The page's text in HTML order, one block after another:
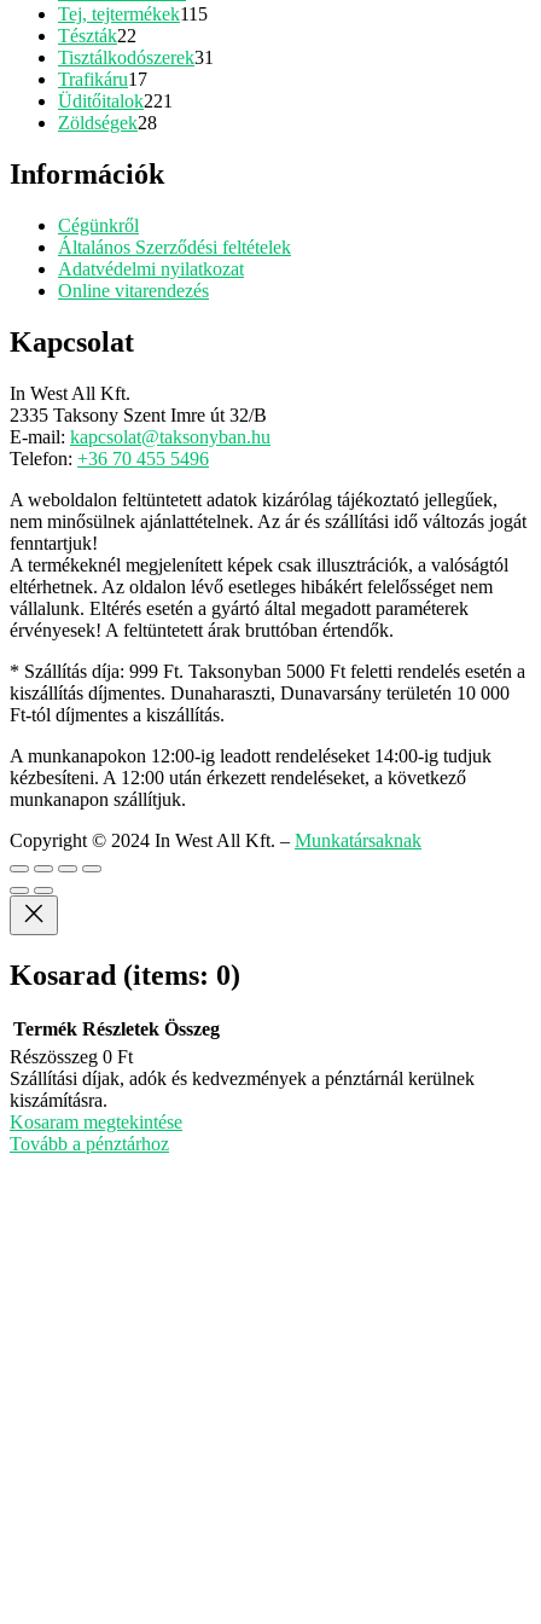
Tej, tejtermékek115115
Tészták22
termék
Tisztálkodószerek31
Trafikáru1717
termék
Üditőitalok221
Zöldségek2828
Információk
Cégünkről
Általános Szerződési feltételek
Adatvédelmi nyilatkozat
Online vitarendezés
Kapcsolat
In West All Kft.
2335 Taksony Szent Imre út 32/B
E-mail: kapcsolat@taksonyban.hu
Telefon: +36 70 455 5496
A weboldalon feltüntetett adatok kizárólag tájékoztató jellegűek,
nem minősülnek ajánlattételnek. Az ár és szállítási idő változás jogát
fenntartjuk!
A termékeknél megjelenített képek csak illusztrációk, a valóságtól
eltérhetnek. Az oldalon lévő esetleges hibákért felelősséget nem
vállalunk. Eltérés esetén a gyártó által megadott paraméterek
érvényesek! A feltüntetett árak bruttóban értendők.
* Szállítás díja: 999 Ft. Taksonyban 5000 Ft feletti rendelés esetén a
kiszállítás díjmentes. Dunaharaszti, Dunavarsány területén 10 000
Ft-tól díjmentes a kiszállítás.
A munkanapokon 12:00-ig leadott rendeléseket 14:00-ig tudjuk
kézbesíteni. A 12:00 után érkezett rendeléseket, a következő
munkanapon szállítjuk.
Copyright © 2024 In West All Kft. – Munkatársaknak
Kosarad (items: 0)
Termékek
a
kosárban
Termék Részletek Összeg
Részösszeg 0 Ft
Szállítási díjak, adók és kedvezmények a pénztárnál kerülnek
kiszámításra.
Kosaram megtekintése
Tovább a pénztárhoz